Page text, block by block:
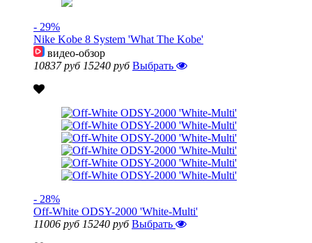
- 29%
Nike Kobe 8 System 'What The Kobe'
видео-обзор
10837 руб 15240 руб Выбрать
- 28%
Off-White ODSY-2000 'White-Multi'
11006 руб 15240 руб Выбрать